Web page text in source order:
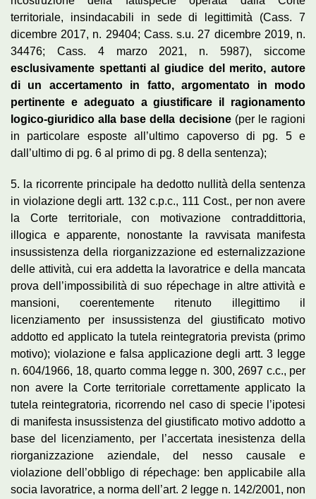
territoriale, insindacabili in sede di legittimità (Cass. 7
dicembre 2017, n. 29404; Cass. s.u. 27 dicembre 2019, n.
34476; Cass. 4 marzo 2021, n. 5987), siccome
esclusivamente spettanti al giudice del merito, autore
di un accertamento in fatto, argomentato in modo
pertinente e adeguato a giustificare il ragionamento
logico-giuridico alla base della decisione(per le ragioni
in particolare esposte all’ultimo capoverso di pg. 5 e
dall’ultimo di pg. 6 al primo di pg. 8 della sentenza);
5. la ricorrente principale ha dedotto nullità della sentenza
in violazione degli artt. 132 c.p.c., 111 Cost., per non avere
la Corte territoriale, con motivazione contraddittoria,
illogica e apparente, nonostante la ravvisata manifesta
insussistenza della riorganizzazione ed esternalizzazione
delle attività, cui era addetta la lavoratrice e della mancata
prova dell’impossibilità di suo répechage in altre attività e
mansioni, coerentemente ritenuto illegittimo il
licenziamento per insussistenza del giustificato motivo
addotto ed applicato la tutela reintegratoria prevista (primo
motivo); violazione e falsa applicazione degli artt. 3 legge
n. 604/1966, 18, quarto comma legge n. 300, 2697 c.c., per
non avere la Corte territoriale correttamente applicato la
tutela reintegratoria, ricorrendo nel caso di specie l’ipotesi
di manifesta insussistenza del giustificato motivo addotto a
base del licenziamento, per l’accertata inesistenza della
riorganizzazione aziendale, del nesso causale e
violazione dell’obbligo di répechage: ben applicabile alla
socia lavoratrice, a norma dell’art. 2 legge n. 142/2001, non